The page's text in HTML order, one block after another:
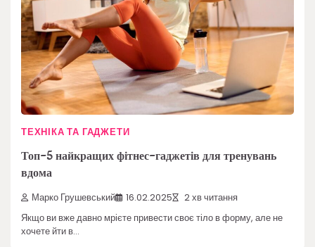
ТЕХНІКА ТА ГАДЖЕТИ
Топ-5 найкращих фітнес-гаджетів для тренувань
вдома
Марко Грушевський 16.02.2025 2 хв читання
Якщо ви вже давно мрієте привести своє тіло в форму, але не
хочете йти в…